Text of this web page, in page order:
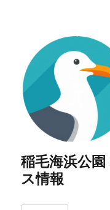
稲毛海浜公
ス情報